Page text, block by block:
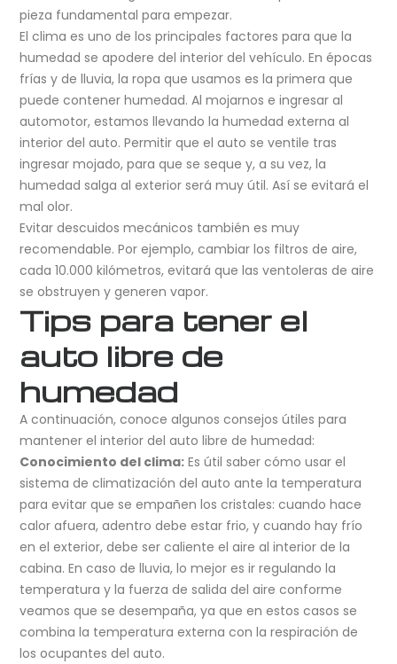
pieza fundamental para empezar.
El clima es uno de los principales factores para que la
humedad se apodere del interior del vehículo. En épocas
frías y de lluvia, la ropa que usamos es la primera que
puede contener humedad. Al mojarnos e ingresar al
automotor, estamos llevando la humedad externa al
interior del auto. Permitir que el auto se ventile tras
ingresar mojado, para que se seque y, a su vez, la
humedad salga al exterior será muy útil. Así se evitará el
mal olor.
Evitar descuidos mecánicos también es muy
recomendable. Por ejemplo, cambiar los filtros de aire,
cada 10.000 kilómetros, evitará que las ventoleras de aire
se obstruyen y generen vapor.
Tips para tener el
auto libre de
humedad
A continuación, conoce algunos consejos útiles para
mantener el interior del auto libre de humedad:
Conocimiento del clima: Es útil saber cómo usar el
sistema de climatización del auto ante la temperatura
para evitar que se empañen los cristales: cuando hace
calor afuera, adentro debe estar frio, y cuando hay frío
en el exterior, debe ser caliente el aire al interior de la
cabina. En caso de lluvia, lo mejor es ir regulando la
temperatura y la fuerza de salida del aire conforme
veamos que se desempaña, ya que en estos casos se
combina la temperatura externa con la respiración de
los ocupantes del auto.